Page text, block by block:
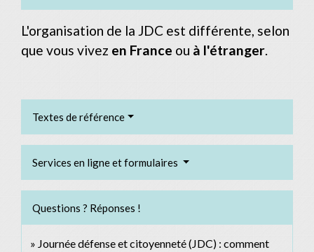
L'organisation de la JDC est différente, selon
que vous vivez en France ou à l'étranger
Textes de référence
Services en ligne et formulaires
Questions ? Réponses !
Journée défense et citoyenneté (JDC) : comment